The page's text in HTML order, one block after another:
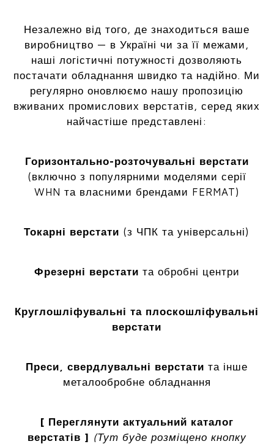
Незалежно від того, де знаходиться ваше
виробництво — в Україні чи за її межами,
наші логістичні потужності дозволяють
постачати обладнання швидко та надійно. Ми
регулярно оновлюємо нашу пропозицію
вживаних промислових верстатів, серед яких
найчастіше представлені:
Горизонтально-розточувальні верстати
(включно з популярними моделями серії
WHN та власними брендами FERMAT)
Токарні верстати (з ЧПК та універсальні)
Фрезерні верстати та обробні центри
Круглошліфувальні та плоскошліфувальні
верстати
Преси, свердлувальні верстати та інше
металообробне обладнання
[ Переглянути актуальний каталог
верстатів ] (Тут буде розміщено кнопку